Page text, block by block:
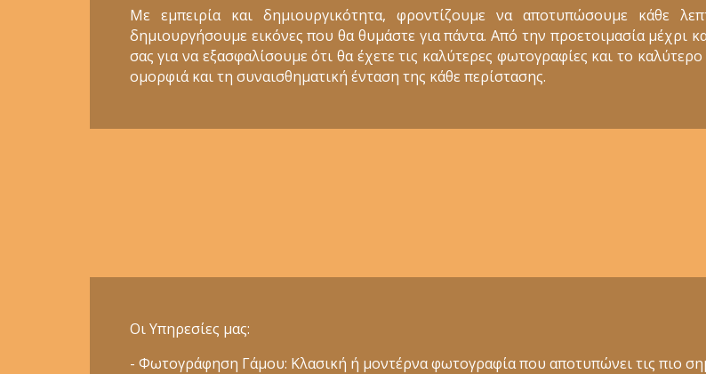
Με εμπειρία και δημιουργικότητα, φροντίζουμε να αποτυπώσουμε κάθε
δημιουργήσουμε εικόνες που θα θυμάστε για πάντα. Από την προετοιμασία μέχρι
σας για να εξασφαλίσουμε ότι θα έχετε τις καλύτερες φωτογραφίες και το
ομορφιά και τη συναισθηματική ένταση της κάθε περίστασης.
Οι Υπηρεσίες μας:
- Φωτογράφηση Γάμου: Κλασική ή μοντέρνα φωτογραφία που αποτυπώνει τις πιο